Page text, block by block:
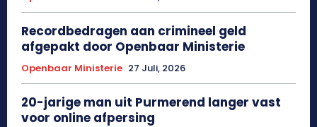
Recordbedragen aan crimineel geld
afgepakt door Openbaar Ministerie
Openbaar Ministerie 27 Juli, 2026
20-jarige man uit Purmerend langer vast
voor online afpersing